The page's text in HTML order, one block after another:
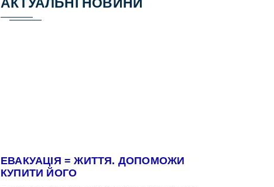
ЕВАКУАЦІЯ = ЖИТТЯ. ДОПОМОЖИ
КУПИТИ ЙОГО